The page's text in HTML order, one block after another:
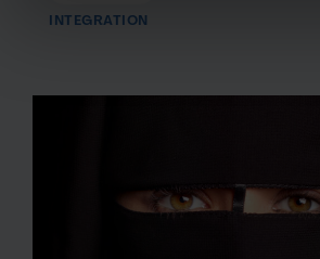
för sociala medier och analysera vår
Dessa kan i sin tur kombinera
INTEGRATION